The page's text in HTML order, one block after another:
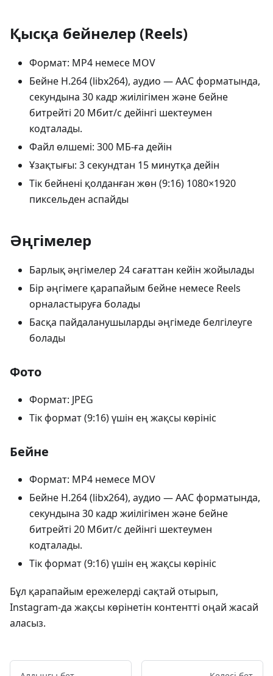
Қысқа бейнелер (Reels)
Формат: MP4 немесе MOV
Бейне H.264 (libx264), аудио — AAC форматында,
секундына 30 кадр жиілігімен және бейне
битрейті 20 Мбит/с дейінгі шектеумен
кодталады.
Файл өлшемі: 300 МБ-ға дейін
Ұзақтығы: 3 секундтан 15 минутқа дейін
Тік бейнені қолданған жөн (9:16) 1080×1920
пиксельден аспайды
Әңгімелер
Барлық әңгімелер 24 сағаттан кейін жойылады
Бір әңгімеге қарапайым бейне немесе Reels
орналастыруға болады
Басқа пайдаланушыларды әңгімеде белгілеуге
болады
Фото
Формат: JPEG
Тік формат (9:16) үшін ең жақсы көрініс
Бейне
Формат: MP4 немесе MOV
Бейне H.264 (libx264), аудио — AAC форматында,
секундына 30 кадр жиілігімен және бейне
битрейті 20 Мбит/с дейінгі шектеумен
кодталады.
Тік формат (9:16) үшін ең жақсы көрініс
Бұл қарапайым ережелерді сақтай отырып,
Instagram-да жақсы көрінетін контентті оңай жасай
аласыз.